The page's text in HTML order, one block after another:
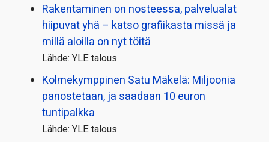
Rakentaminen on nosteessa, palvelualat
hiipuvat yhä – katso grafiikasta missä ja
millä aloilla on nyt töitä
Lähde: YLE talous
Kolmekymppinen Satu Mäkelä: Miljoonia
panostetaan, ja saadaan 10 euron
tuntipalkka
Lähde: YLE talous